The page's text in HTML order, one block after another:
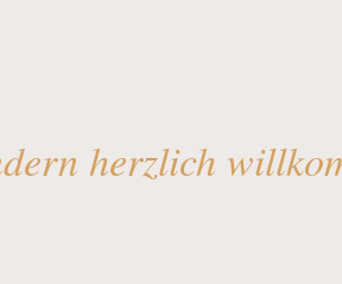
herzlich